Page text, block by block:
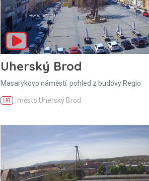
Uherský Brod
Masarykovo náměstí, pohled z budovy Regio
UB město Uherský Brod